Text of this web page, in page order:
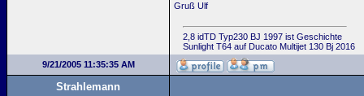
Gruß Ulf
2,8 idTD Typ230 BJ 1997 ist Geschichte
Sunlight T64 auf Ducato Multijet 130 Bj 2016
9/21/2005 11:35:35 AM
Strahlemann